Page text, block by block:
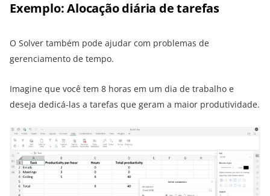
Exemplo: Alocação diária de tarefas
O Solver também pode ajudar com problemas de
gerenciamento de tempo.
Imagine que você tem 8 horas em um dia de trabalho e
deseja dedicá-las a tarefas que geram a maior produtividade.